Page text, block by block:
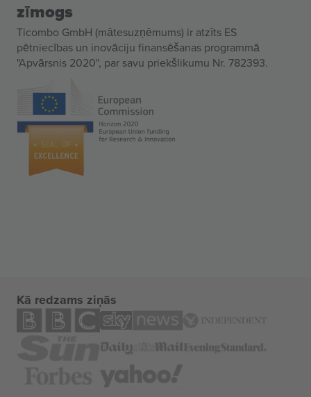
zīmogs
Ticombo GmbH (mātesuzņēmums) ir atzīts ES
pētniecības un inovāciju finansēšanas programmā
"Apvārsnis 2020", par savu priekšlikumu Nr. 782393.
Kā redzams ziņās